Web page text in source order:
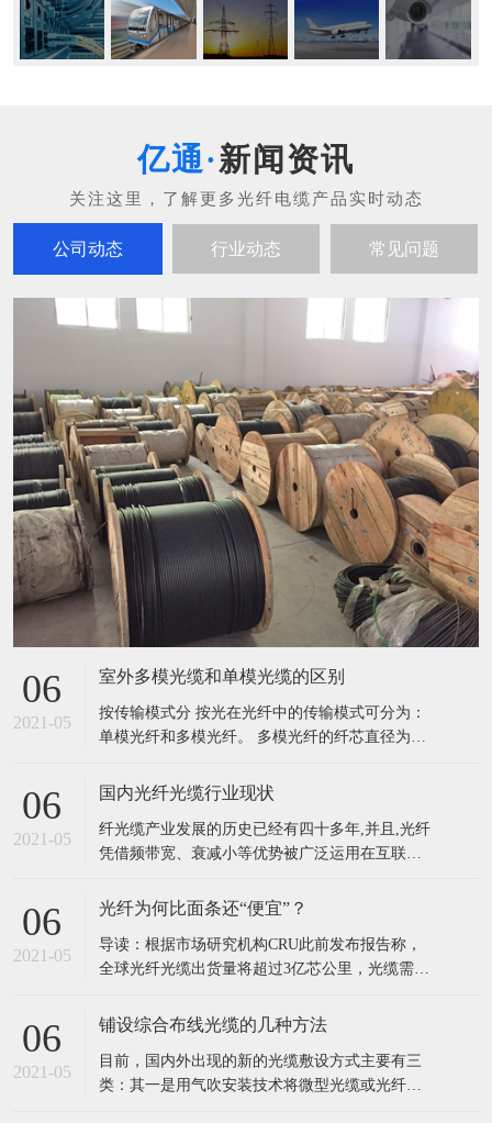
新闻资讯
公司动态 行业动态 常见问题
06
2021-05
室外多模光缆和单模光缆的区别
按传输模式分 按光在光纤中的传输模式可分为：
单模光纤和多模光纤。 多模光纤的纤芯直径为
直径为8.3μm，包层外直径125μm。光纤的工作波
纤损耗一般是随波长加长而减小，0.85
06
2021-05
国内光纤光缆行业现状
纤光缆产业发展的历史已经有四十多年,并且,光纤
凭借频带宽、衰减小等优势被广泛运用在互联
网络信息都使用光纤光缆进行传输,光纤已经成为
产业的发展对我国的信息化建设有着重要意义。
我国的光纤光缆产业发展历史也已经有三十多年
06
2021-05
光纤为何比面条还“便宜”？
导读：根据市场研究机构CRU此前发布报告称，
全球光纤光缆出货量将超过3亿芯公里，光缆需求
由此也带来了低价竞争以次充好的非理性市场现
球光纤光缆出货量将超过3亿芯公里，光缆需求量
超过2．85亿芯公里。这将导致
06
2021-05
铺设综合布线光缆的几种方法
目前，国内外出现的新的光缆敷设方式主要有三
类：其一是用气吹安装技术将微型光缆或光纤